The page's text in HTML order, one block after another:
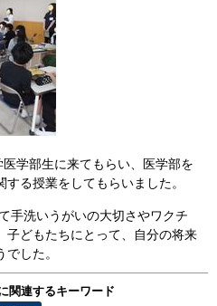
学部生に来てもらい、医学部を
る授業をしてもらいました。
手洗いうがいの大切さやワクチ
子どもたちにとって、自分の将来
した。
関連するキーワード